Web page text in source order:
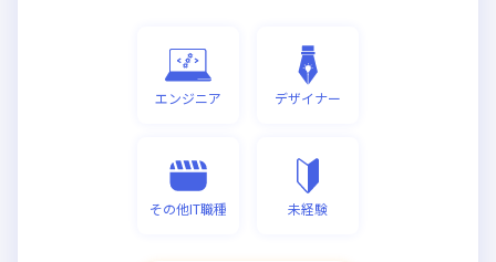
エンジニア デザイナー
その他IT職種 未経験